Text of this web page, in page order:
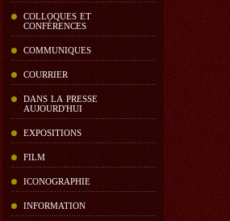
COLLOQUES ET
CONFÉRENCES
COMMUNIQUES
COURRIER
DANS LA PRESSE
AUJOURD'HUI
EXPOSITIONS
FILM
ICONOGRAPHIE
INFORMATION